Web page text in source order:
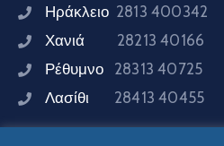
Ηράκλειο 2813 400342
Χανιά 28213 40166
Ρέθυμνο 28313 40725
Λασίθι 28413 40455